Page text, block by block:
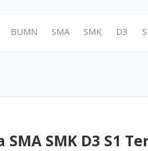
BUMN SMA SMK D3
SMK D3 S1